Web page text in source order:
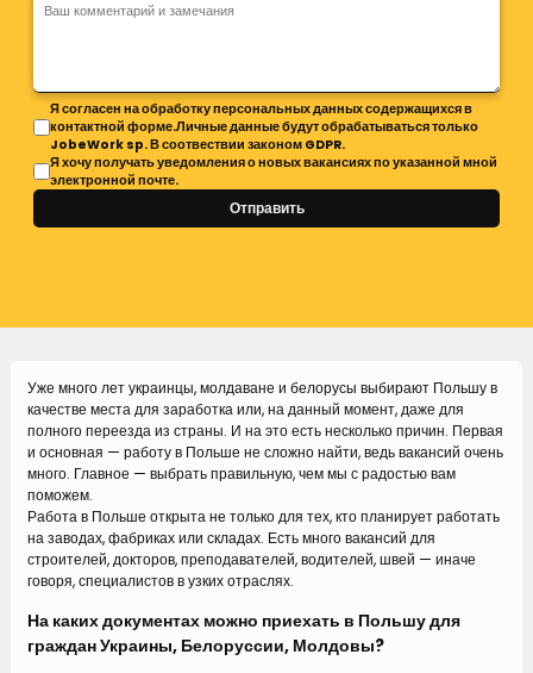
Я согласен на обработку персональных данных содержащихся в
контактной форме.Личные данные будут обрабатываться только
JobeWork sp. В соотвествии законом GDPR.
Я хочу получать уведомления о новых вакансиях по указанной мной
электронной почте.
Отправить
Уже много лет украинцы, молдаване и белорусы выбирают Польшу в
качестве места для заработка или, на данный момент, даже для
полного переезда из страны. И на это есть несколько причин. Первая
и основная — работу в Польше не сложно найти, ведь вакансий очень
много. Главное — выбрать правильную, чем мы с радостью вам
поможем.
Работа в Польше открыта не только для тех, кто планирует работать
на заводах, фабриках или складах. Есть много вакансий для
строителей, докторов, преподавателей, водителей, швей — иначе
говоря, специалистов в узких отраслях.
На каких документах можно приехать в Польшу для
граждан Украины, Белоруссии, Молдовы?